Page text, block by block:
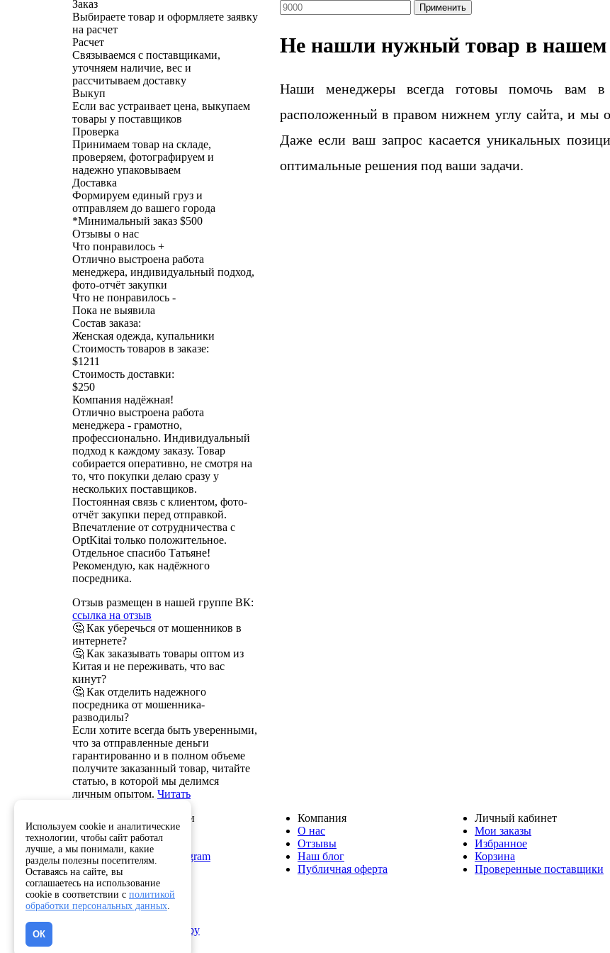
Заказ
Выбираете товар и оформляете заявку
на расчет
Расчет
Связываемся с поставщиками,
уточняем наличие, вес и
рассчитываем доставку
Выкуп
Если вас устраивает цена, выкупаем
товары у поставщиков
Проверка
Принимаем товар на складе,
проверяем, фотографируем и
надежно упаковываем
Доставка
Формируем единый груз и
отправляем до вашего города
*Минимальный заказ $500
Отзывы о нас
Что понравилось +
Отлично выстроена работа
менеджера, индивидуальный подход,
фото-отчёт закупки
Что не понравилось -
Пока не выявила
Состав заказа:
Женская одежда, купальники
Стоимость товаров в заказе:
$1211
Стоимость доставки:
$250
Компания надёжная!
Отлично выстроена работа
менеджера - грамотно,
профессионально. Индивидуальный
подход к каждому заказу. Товар
собирается оперативно, не смотря на
то, что покупки делаю сразу у
нескольких поставщиков.
Постоянная связь с клиентом, фото-
отчёт закупки перед отправкой.
Впечатление от сотрудничества с
OptKitai только положительное.
Отдельное спасибо Татьяне!
Рекомендую, как надёжного
посредника.
Отзыв размещен в нашей группе ВК:
ссылка на отзыв
🤔 Как уберечься от мошенников в
интернете?
🤔 Как заказывать товары оптом из
Китая и не переживать, что вас
кинут?
🤔 Как отделить надежного
посредника от мошенника-
разводилы?
Если хотите всегда быть уверенными,
что за отправленные деньги
гарантированно и в полном объеме
получите заказанный товар, читайте
статью, в которой мы делимся
личным опытом. Читать
Применить
Не нашли нужный товар в нашем
Наши менеджеры всегда готовы помочь вам в
расположенный в правом нижнем углу сайта, и мы
Даже если ваш запрос касается уникальных
оптимальные решения под ваши задачи.
Служба поддержки
8 800 222-82-50
info@optkitai.com
Наш бот в Telegram
Компания
О нас
Отзывы
Наш блог
Публичная оферта
Личный кабинет
Мои заказы
Избранное
Корзина
Проверенные поставщики
Помощь
Написать директору
Используем cookie и аналитические
технологии, чтобы сайт работал
лучше, а мы понимали, какие
разделы полезны посетителям.
Оставаясь на сайте, вы
соглашаетесь на использование
cookie в соответствии с политикой
обработки персональных данных.
ОК